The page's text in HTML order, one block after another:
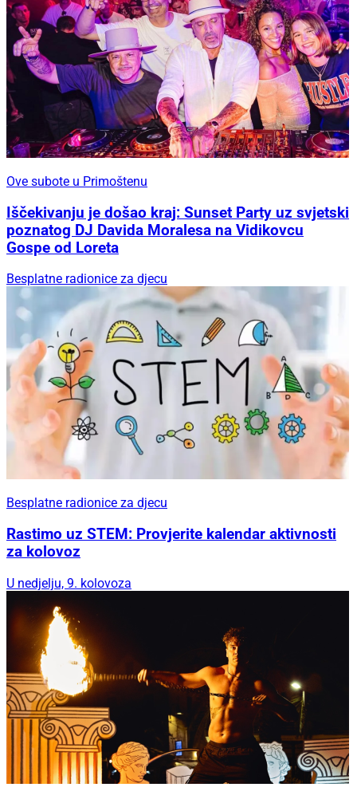
Ove subote u Primoštenu
Iščekivanju je došao kraj: Sunset Party uz svjetski
poznatog DJ Davida Moralesa na Vidikovcu
Gospe od Loreta
Besplatne radionice za djecu
Besplatne radionice za djecu
Rastimo uz STEM: Provjerite kalendar aktivnosti
za kolovoz
U nedjelju, 9. kolovoza